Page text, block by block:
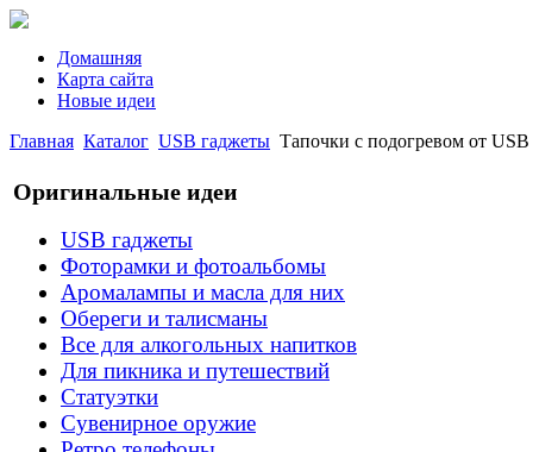
Домашняя
Карта сайта
Новые идеи
Главная Каталог USB гаджеты Тапочки с подогревом от USB
Оригинальные идеи
USB гаджеты
Фоторамки и фотоальбомы
Аромалампы и масла для них
Обереги и талисманы
Все для алкогольных напитков
Для пикника и путешествий
Статуэтки
Сувенирное оружие